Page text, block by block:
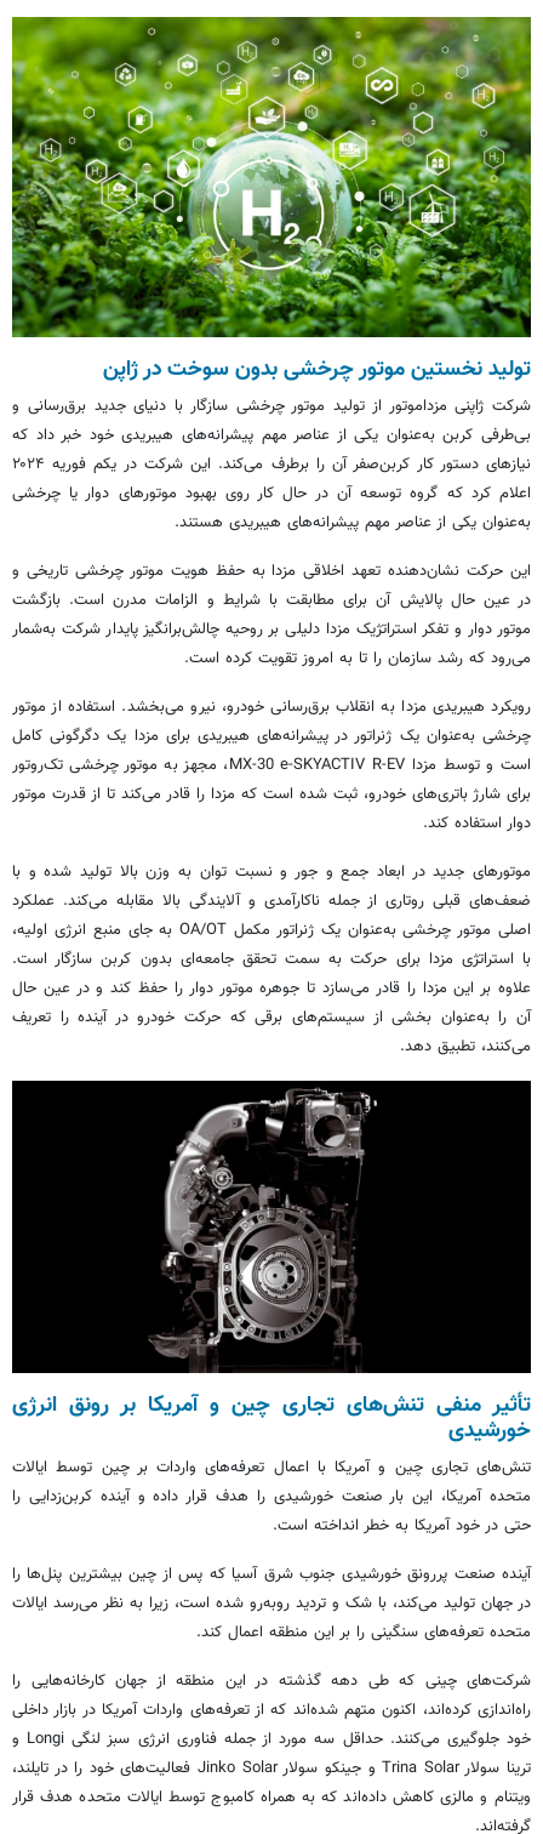
تولید نخستین موتور چرخشی بدون سوخت در ژاپن
شرکت ژاپنی مزداموتور از تولید موتور چرخشی سازگار با دنیای جدید برق‌رسانی و
بی‌طرفی کربن به‌عنوان یکی از عناصر مهم پیشرانه‌های هیبریدی خود خبر داد که
نیازهای دستور کار کربن‌صفر آن را برطرف می‌کند. این شرکت در یکم فوریه ۲۰۲۴
اعلام کرد که گروه توسعه آن در حال کار روی بهبود موتورهای دوار یا چرخشی
به‌عنوان یکی از عناصر مهم پیشرانه‌های هیبریدی هستند.
این حرکت نشان‌دهنده تعهد اخلاقی مزدا به حفظ هویت موتور چرخشی تاریخی و
در عین حال پالایش آن برای مطابقت با شرایط و الزامات مدرن است. بازگشت
موتور دوار و تفکر استراتژیک مزدا دلیلی بر روحیه چالش‌برانگیز پایدار شرکت به‌شمار
می‌رود که رشد سازمان را تا به امروز تقویت کرده است‌.
رویکرد هیبریدی مزدا به انقلاب برق‌رسانی خودرو، نیرو می‌بخشد. استفاده از موتور
چرخشی به‌عنوان یک ژنراتور در پیشرانه‌های هیبریدی برای مزدا یک دگرگونی کامل
است و توسط مزدا MX-30 e-SKYACTIV R-EV، مجهز به موتور چرخشی تک‌روتور
برای شارژ باتری‌های خودرو، ثبت شده است که مزدا را قادر می‌کند تا از قدرت موتور
دوار استفاده کند.
موتورهای جدید در ابعاد جمع و جور و نسبت توان به وزن بالا تولید شده و با
ضعف‌های قبلی روتاری از جمله ناکارآمدی و آلایندگی بالا مقابله می‌کند. عملکرد
اصلی موتور چرخشی به‌عنوان یک ژنراتور مکمل OA/OT به جای منبع انرژی اولیه،
با استراتژی مزدا برای حرکت به سمت تحقق جامعه‌ای بدون کربن سازگار است.
علاوه بر این مزدا را قادر می‌سازد تا جوهره موتور دوار را حفظ کند و در عین حال
آن را به‌عنوان بخشی از سیستم‌های برقی که حرکت خودرو در آینده را تعریف
می‌کنند، تطبیق دهد.
تأثیر منفی تنش‌های تجاری چین و آمریکا بر رونق انرژی
خورشیدی
تنش‌های تجاری چین و آمریکا با اعمال تعرفه‌های واردات بر چین توسط ایالات
متحده آمریکا، این بار صنعت خورشیدی را هدف قرار داده و آینده کربن‌زدایی را
حتی در خود آمریکا به خطر انداخته است.
آینده صنعت پررونق خورشیدی جنوب شرق آسیا که پس از چین بیشترین پنل‌ها را
در جهان تولید می‌کند، با شک و تردید روبه‌رو شده است، زیرا به نظر می‌رسد ایالات
متحده تعرفه‌های سنگینی را بر این منطقه اعمال کند.
شرکت‌های چینی که طی دهه گذشته در این منطقه از جهان کارخانه‌هایی را
راه‌اندازی کرده‌اند، اکنون متهم شده‌اند که از تعرفه‌های واردات آمریکا در بازار داخلی
خود جلوگیری می‌کنند. حداقل سه مورد از جمله فناوری انرژی سبز لنگی Longi و
ترینا سولار Trina Solar و جینکو سولار Jinko Solar فعالیت‌های خود را در تایلند،
ویتنام و مالزی کاهش داده‌اند که به همراه کامبوج توسط ایالات متحده هدف قرار
گرفته‌اند.